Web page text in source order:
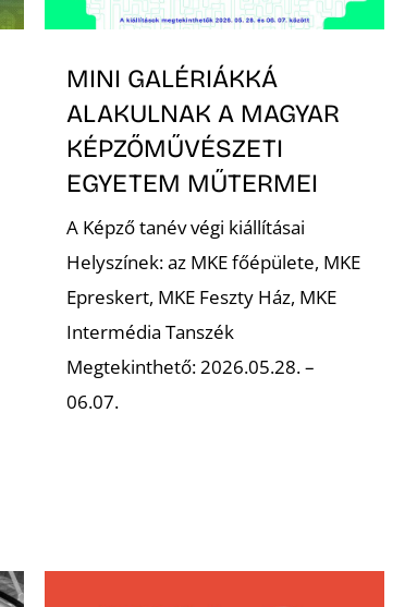
MINI GALÉRIÁKKÁ
ALAKULNAK A MAGYAR
KÉPZŐMŰVÉSZETI
EGYETEM MŰTERMEI
A Képző tanév végi kiállításai
Helyszínek: az MKE főépülete, MKE
Epreskert, MKE Feszty Ház, MKE
Intermédia Tanszék
Megtekinthető: 2026.05.28. –
06.07.